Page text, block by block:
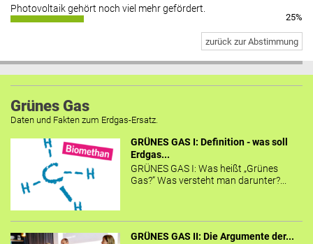
Photovoltaik gehört noch viel mehr gefördert.
25%
zurück zur Abstimmung
Grünes Gas
Daten und Fakten zum Erdgas-Ersatz.
GRÜNES GAS I: Definition - was soll
Erdgas...
GRÜNES GAS I: Was heißt „Grünes
Gas?“ Was versteht man darunter?...
GRÜNES GAS II: Die Argumente der...